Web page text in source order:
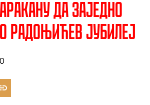
да заједно
Радоњићев јубилеј